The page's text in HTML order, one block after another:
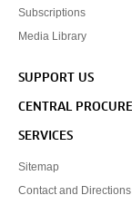
Subscriptions
Media Library
SUPPORT US
CENTRAL
SERVICES
Sitemap
Contact and Directions